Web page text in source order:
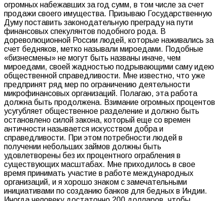
огромных набежавших за год сумм, в том числе за счет
продажи своего имущества. Призываю Государственную
Думу поставить законодательную преграду на пути
финансовых спекулянтов подобного рода. В
дореволюционной России людей, которые наживались за
счет бедняков, метко называли мироедами. Подобные
«бизнесмены» не могут быть названы иначе, чем
мироедами, своей жадностью подрывающими саму идею
общественной справедливости. Мне известно, что уже
предпринят ряд мер по ограничению деятельности
микрофинансовых организаций. Полагаю, эта работа
должна быть продолжена. Взимание огромных процентов
усугубляет общественное разделение и должно быть
остановлено силой закона, который еще со времен
античности называется искусством добра и
справедливости. При этом потребности людей в
получении небольших займов должны быть
удовлетворены без их процентного ограбления в
существующих масштабах. Мне приходилось в свое
время принимать участие в работе международных
организаций, и я хорошо знаком с замечательными
инициативами по созданию банков для бедных в Индии.